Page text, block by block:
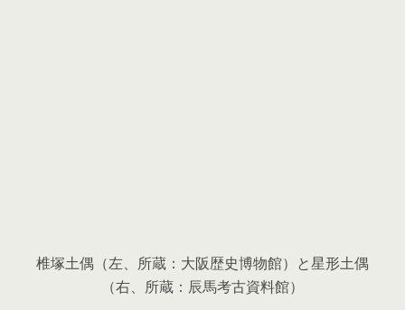
椎塚土偶（左、所蔵：大阪歴史博物館）と星形土偶
（右、所蔵：辰馬考古資料館）